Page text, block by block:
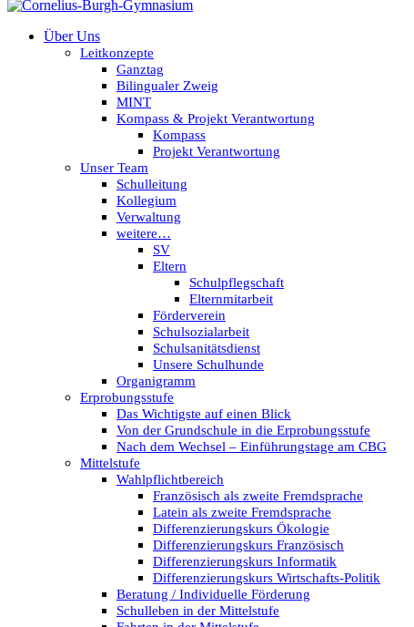
Über Uns
Leitkonzepte
Ganztag
Bilingualer Zweig
MINT
Kompass & Projekt Verantwortung
Kompass
Projekt Verantwortung
Unser Team
Schulleitung
Kollegium
Verwaltung
weitere…
SV
Eltern
Schulpflegschaft
Elternmitarbeit
Förderverein
Schulsozialarbeit
Schulsanitätsdienst
Unsere Schulhunde
Organigramm
Erprobungsstufe
Das Wichtigste auf einen Blick
Von der Grundschule in die Erprobungsstufe
Nach dem Wechsel – Einführungstage am CBG
Mittelstufe
Wahlpflichtbereich
Französisch als zweite Fremdsprache
Latein als zweite Fremdsprache
Differenzierungskurs Ökologie
Differenzierungskurs Französisch
Differenzierungskurs Informatik
Differenzierungskurs Wirtschafts-Politik
Beratung / Individuelle Förderung
Schulleben in der Mittelstufe